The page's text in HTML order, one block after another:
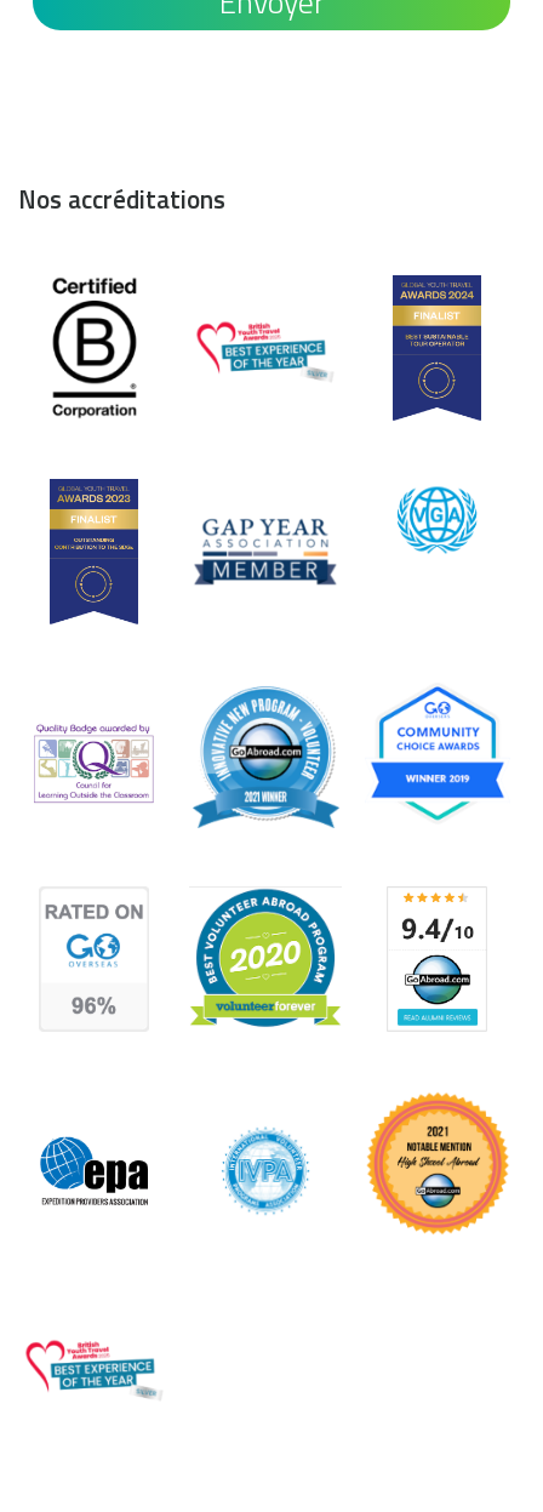
Nos accréditations